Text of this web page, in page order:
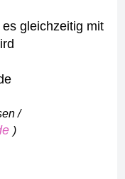
gleichzeitig mit
/
)